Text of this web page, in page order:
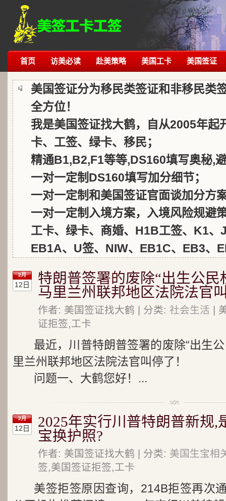
首页 访美必读 赴美策略 美国工卡 美国签证
美国签证分为移民类签证和非移民类
全方位！
我是美国签证找大鹤，自从2005年起
卡、工签、绿卡、移民；
精通B1,B2,F1等等,DS160填写奥秘,
一对一定制DS160填写加分细节；
一对一定制和美国签证官面谈加分方
一对一定制入境方案，入境风险规避
工卡、绿卡、商婚、H1B工签、K1、
EB1A、U签、NIW、EB1C、EB3、
2月
12日
特朗普签署的废除“出生公民
马里兰州联邦地区法院法官
作者: 美国签证找大鹤 | 分类: 社会生活 |
证拒签,工卡
最近，川普特朗普签署的废除“出生
里兰州联邦地区法院法官叫停了！
问题一、大鹤您好！...
2月
12日
2025年实行川普特朗普新规,
宝换护照?
作者: 美国签证找大鹤 | 分类: 美国生宝相
签,美国签证拒签,工卡
美签拒签原因查询，214B拒签再次